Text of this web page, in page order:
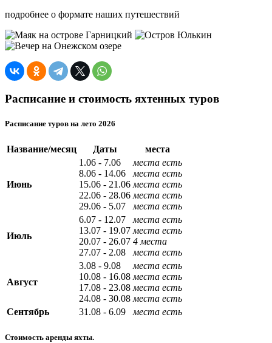
подробнее о формате наших путешествий
Расписание и стоимость яхтенных туров
Расписание туров на лето 2026
Название/месяц Даты места
Июнь
1.06 - 7.06
8.06 - 14.06
15.06 - 21.06
22.06 - 28.06
29.06 - 5.07
места есть
места есть
места есть
места есть
места есть
Июль
6.07 - 12.07
13.07 - 19.07
20.07 - 26.07
27.07 - 2.08
места есть
места есть
4 места
места есть
Август
3.08 - 9.08
10.08 - 16.08
17.08 - 23.08
24.08 - 30.08
места есть
места есть
места есть
места есть
Сентябрь
31.08 - 6.09 места есть
Стоимость аренды яхты.